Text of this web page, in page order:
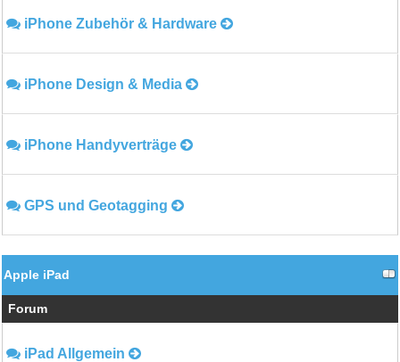
iPhone Zubehör & Hardware
iPhone Design & Media
iPhone Handyverträge
GPS und Geotagging
Apple iPad
Forum
iPad Allgemein